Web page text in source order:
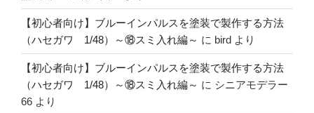
【初心者向け】ブルーインパルスを塗装で製作する方法
（ハセガワ 1/48）～⑱スミ入れ編～ に bird より
【初心者向け】ブルーインパルスを塗装で製作する方法
（ハセガワ 1/48）～⑱スミ入れ編～ に シニアモデラー
66 より